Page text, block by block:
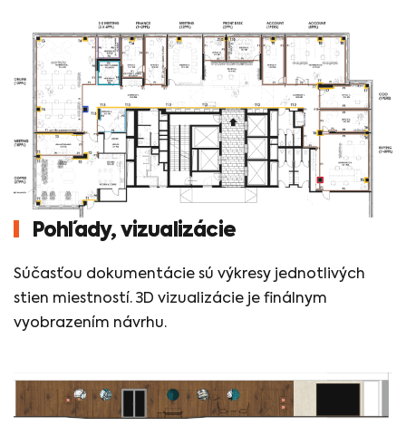
Pohľady, vizualizácie
Súčasťou dokumentácie sú výkresy jednotlivých
stien miestností. 3D vizualizácie je finálnym
vyobrazením návrhu.